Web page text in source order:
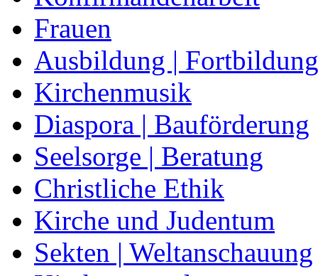
Frauen
Ausbildung | Fortbildung
Kirchenmusik
Diaspora | Bauförderung
Seelsorge | Beratung
Christliche Ethik
Kirche und Judentum
Sekten | Weltanschauung